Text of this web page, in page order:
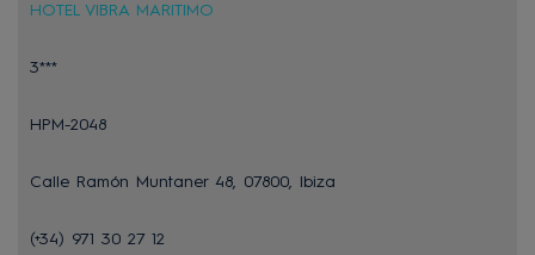
HOTEL VIBRA MARITIMO
3***
HPM-2048
Calle Ramón Muntaner 48, 07800, Ibiza
(+34) 971 30 27 12